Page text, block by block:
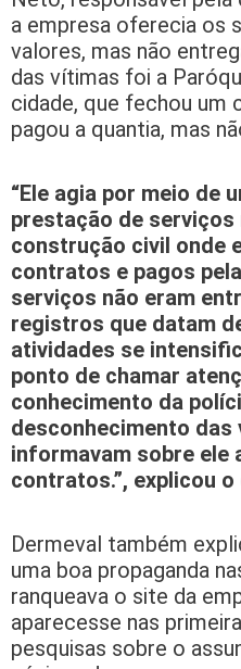
a empresa oferecia os
valores, mas não
das vítimas foi a
cidade, que fechou um
pagou a quantia, mas
“Ele agia por meio de
prestação de
construção civil onde
contratos e pagos
serviços não eram
registros que datam
atividades se
ponto de chamar
conhecimento da
desconhecimento das
informavam sobre ele
contratos.”, explicou o
Dermeval também
uma boa propaganda
ranqueava o site da
aparecesse nas
pesquisas sobre o